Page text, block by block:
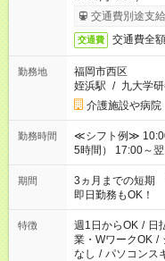
交通費別途支
交通費 交通費全
勤務地
福岡市西区
姪浜駅 / 九大学
介護施設や病
勤務時間
≪シフト例≫
5時間） 17:00～翌10:00
働く時間は調整で
期間
3ヵ月までの短期
即日勤務もOK！
特徴 週1日からOK / 日
業・WワークOK /
なし / パソコンス